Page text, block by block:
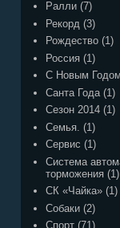
Ралли (7)
Рекорд (3)
Рождество (1)
Россия (1)
С Новым Годом
Санта Года (1)
Сезон 2014 (1)
Семья. (1)
Сервис (1)
Система
торможения (1)
СК «Чайка» (1)
Собаки (2)
Спорт (71)